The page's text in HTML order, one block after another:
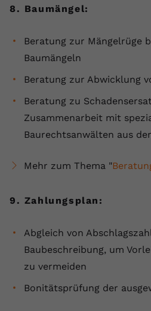
8. Baumängel:
Beratung zur Mängelrüge
Baumängeln
Beratung zur Abwicklung
Beratung zu
Zusammenarbeit mit
Baurechtsanwälten aus
Mehr zum Thema "
9. Zahlungsplan:
Abgleich von
Baubeschreibung, um
zu vermeiden
Bonitätsprüfung der